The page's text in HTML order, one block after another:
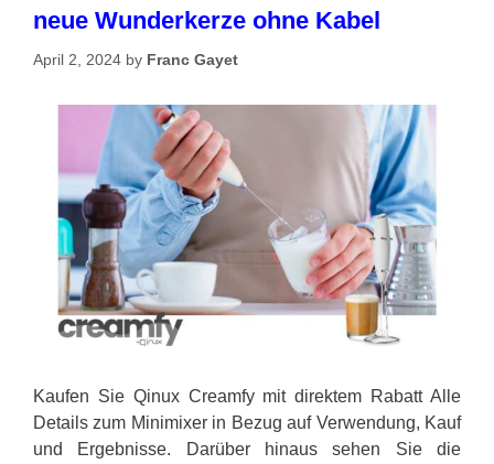
neue Wunderkerze ohne Kabel
April 2, 2024 by Franc Gayet
Kaufen Sie Qinux Creamfy mit direktem Rabatt Alle
Details zum Minimixer in Bezug auf Verwendung, Kauf
und Ergebnisse. Darüber hinaus sehen Sie die